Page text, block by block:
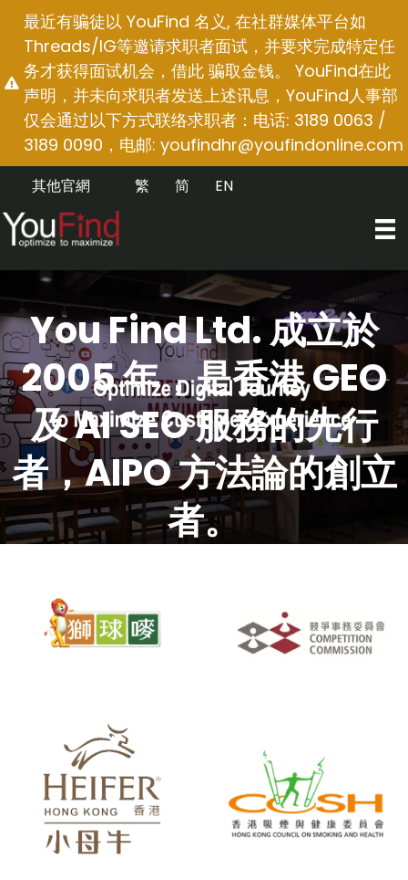
容
最近有骗徒以 YouFind 名义, 在社群媒体平台如
Threads/IG等邀请求职者面试，并要求完成特定任
务才获得面试机会，借此 骗取金钱。 YouFind在此
声明，并未向求职者发送上述讯息，YouFind人事部
仅会通过以下方式联络求职者：电话: 3189 0063 /
3189 0090，电邮: youfindhr@youfindonline.com
其他官網 EN
简
繁
You Find Ltd. 成立於
2005 年，是香港 GEO
及 AI SEO 服務的先行
者，AIPO 方法論的創立
者。